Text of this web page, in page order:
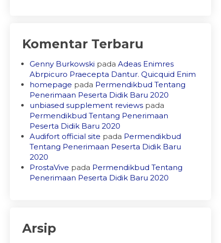
Komentar Terbaru
Genny Burkowski pada Adeas Enimres
Abrpicuro Praecepta Dantur. Quicquid Enim
homepage pada Permendikbud Tentang
Penerimaan Peserta Didik Baru 2020
unbiased supplement reviews pada
Permendikbud Tentang Penerimaan
Peserta Didik Baru 2020
Audifort official site pada Permendikbud
Tentang Penerimaan Peserta Didik Baru
2020
ProstaVive pada Permendikbud Tentang
Penerimaan Peserta Didik Baru 2020
Arsip